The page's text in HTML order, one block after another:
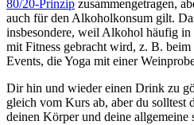
80/20-Prinzip zusammengetragen,
auch für den Alkoholkonsum gilt.
insbesondere, weil Alkohol häufig in
mit Fitness gebracht wird, z. B.
Events, die Yoga mit einer
Dir hin und wieder einen Drink zu
gleich vom Kurs ab, aber du
deinen Körper und deine allgemeine